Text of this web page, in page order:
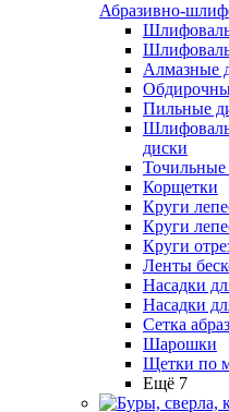
Абразивно-
Алмазные
Пильные
диски
Корщетки
Круги
Круги
Круги
Ленты
Насадки
Насадки
Сетка
Шарошки
Щетки по
Ещё 7